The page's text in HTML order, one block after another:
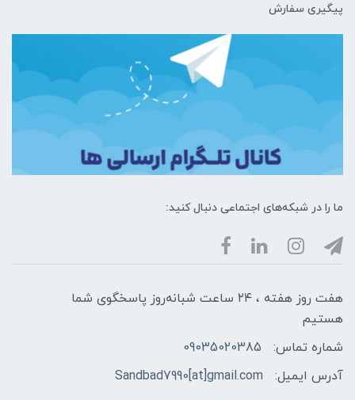
پیگیری سفارش
ما را در شبکه‌های اجتماعی دنبال کنید:
هفت روز هفته ، ۲۴ ساعت شبانه‌روز پاسخگوی شما
هستیم
شماره تماس:
09035020385
آدرس ایمیل:
Sandbad7990[at]gmail.com